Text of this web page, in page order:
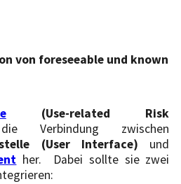
von foreseeable und known
(Use-related Risk
Verbindung zwischen
(User Interface) und
her. Dabei sollte sie zwei